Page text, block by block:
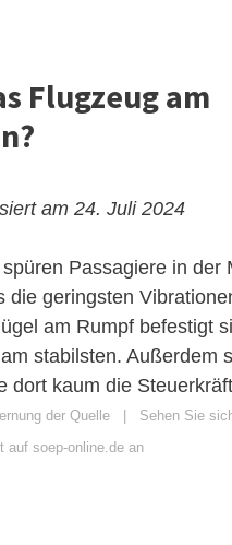
Flugzeug am
am 24. Juli 2024
Passagiere in der
die geringsten
am Rumpf befestigt
stabilsten. Außerdem
dort kaum die
der Quelle
Sehen Sie
auf soep-online.de an